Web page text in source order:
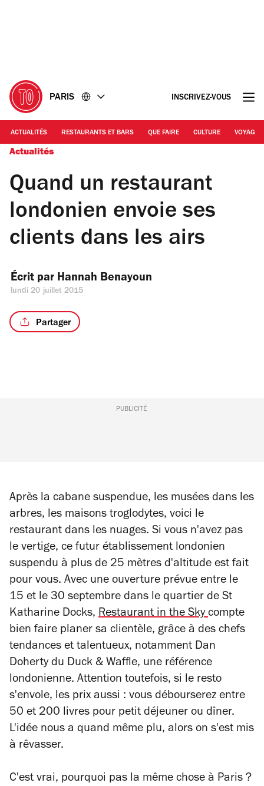
PARIS INSCRIVEZ-VOUS
ACTUALITÉS RESTAURANTS ET BARS QUE FAIRE CULTURE VOYAGE
Actualités
Quand un restaurant
londonien envoie ses
clients dans les airs
Écrit par Hannah Benayoun
lundi 20 juillet 2015
Partager
PUBLICITÉ
Après la cabane suspendue, les musées dans les
arbres, les maisons troglodytes, voici le
restaurant dans les nuages. Si vous n'avez pas
le vertige, ce futur établissement londonien
suspendu à plus de 25 mètres d'altitude est fait
pour vous. Avec une ouverture prévue entre le
15 et le 30 septembre dans le quartier de St
Katharine Docks, Restaurant in the Skycompte
bien faire planer sa clientèle, grâce à des chefs
tendances et talentueux, notamment Dan
Doherty du Duck & Waffle, une référence
londonienne. Attention toutefois, si le resto
s'envole, les prix aussi : vous débourserez entre
50 et 200 livres pour petit déjeuner ou dîner.
L'idée nous a quand même plu, alors on s'est mis
à rêvasser.
C'est vrai, pourquoi pas la même chose à Paris ?